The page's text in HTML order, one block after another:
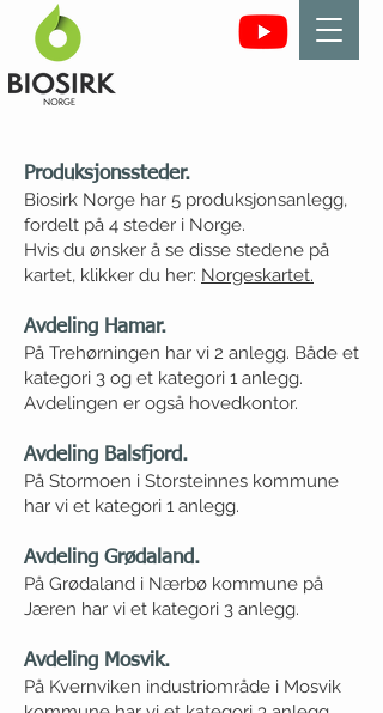
Produksjonssteder.
Biosirk Norge har 5 produksjonsanlegg,
fordelt på 4 steder i Norge.
Hvis du ønsker å se disse stedene på
kartet, klikker du her: Norgeskartet.
Avdeling Hamar.
På Trehørningen har vi 2 anlegg. Både et
kategori 3 og et kategori 1 anlegg.
Avdelingen er også hovedkontor.
Avdeling Balsfjord.
På Stormoen i Storsteinnes kommune
har vi et kategori 1 anlegg.
Avdeling Grødaland.
På Grødaland i Nærbø kommune på
Jæren har vi et kategori 3 anlegg.
Avdeling Mosvik.
På Kvernviken industriområde i Mosvik